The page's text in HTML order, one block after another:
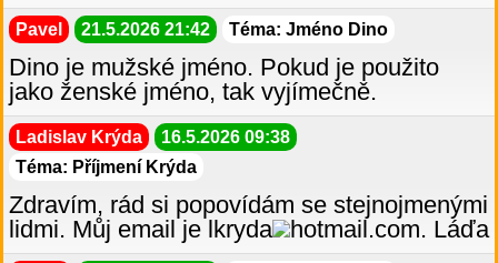
Pavel 21.5.2026 21:42 Téma: Jméno Dino
Dino je mužské jméno. Pokud je použito
jako ženské jméno, tak vyjímečně.
Ladislav Krýda
16.5.2026 09:38
Téma: Příjmení Krýda
Zdravím, rád si popovídám se stejnojmenými
lidmi. Můj email je lkryda
hotmail.com. Láďa